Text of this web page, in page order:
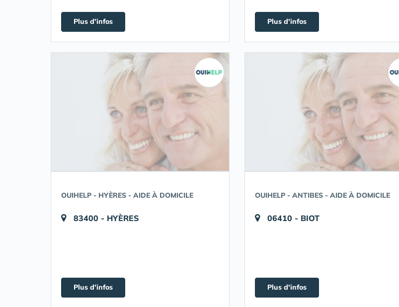
Plus d'infos Plus d'infos
OUIHELP - HYÈRES - AIDE À DOMICILE
83400 - HYÈRES
Plus d'infos
OUIHELP - ANTIBES - AIDE À DOMICILE
06410 - BIOT
Plus d'infos